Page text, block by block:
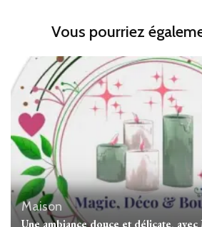
Vous pourriez
Maison
Une ambiance douce et délicate,